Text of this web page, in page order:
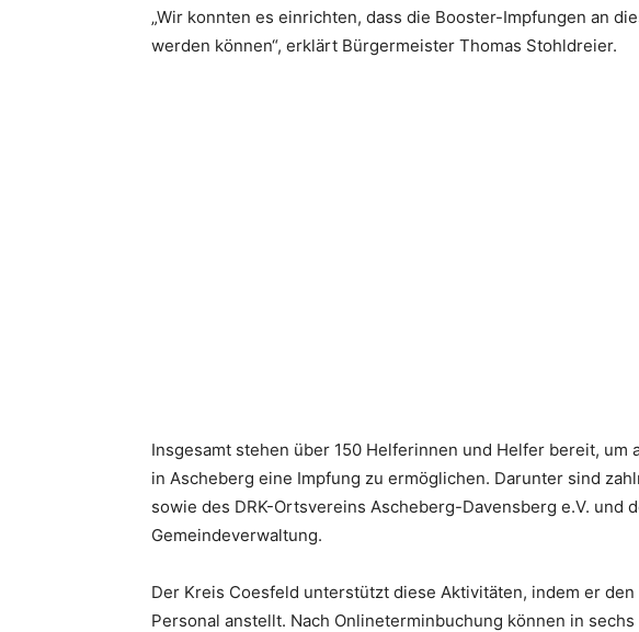
„Wir konnten es einrichten, dass die Booster-Impfungen an
werden können“, erklärt Bürgermeister Thomas Stohldreier.
Insgesamt stehen über 150 Helferinnen und Helfer bereit,
in Ascheberg eine Impfung zu ermöglichen. Darunter sind
sowie des DRK-Ortsvereins Ascheberg-Davensberg e.V.
Gemeindeverwaltung.
Der Kreis Coesfeld unterstützt diese Aktivitäten, indem er
Personal anstellt. Nach Onlineterminbuchung können in